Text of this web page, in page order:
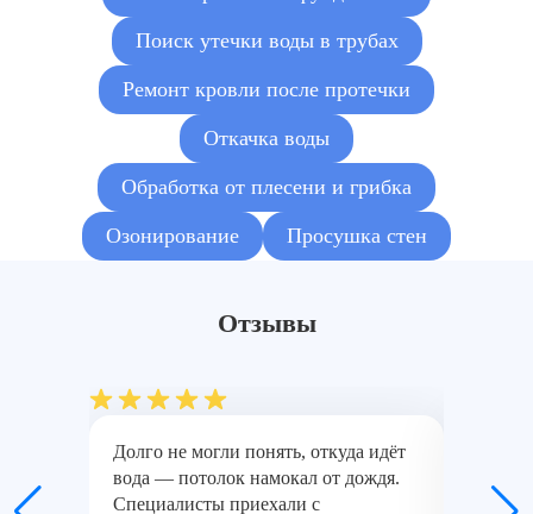
Поиск утечки воды в трубах
Ремонт кровли после протечки
Откачка воды
Обработка от плесени и грибка
Озонирование Просушка стен
Отзывы
Долго не могли понять, откуда идёт
вода — потолок намокал от дождя.
Специалисты приехали с